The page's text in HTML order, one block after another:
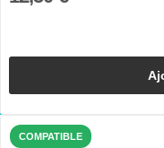
COMPATIBLE